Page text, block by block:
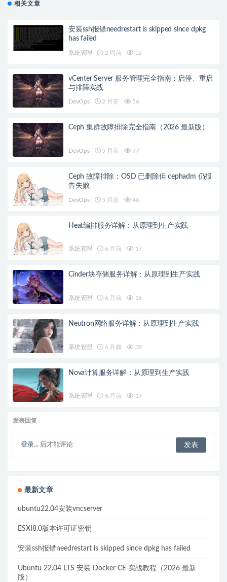
相关文章
安装ssh报错needrestart is skipped since dpkg
has failed
系统管理 2 周前 52
vCenter Server 服务管理完全指南：启停、重启
与排障实战
DevOps 2 月前 56
Ceph 集群故障排除完全指南（2026 最新版）
DevOps 5 月前 77
Ceph 故障排除：OSD 已删除但 cephadm 仍报
告失败
DevOps 5 月前 46
Heat编排服务详解：从原理到生产实践
系统管理 6 月前 17
Cinder块存储服务详解：从原理到生产实践
系统管理 6 月前 18
Neutron网络服务详解：从原理到生产实践
系统管理 6 月前 38
Nova计算服务详解：从原理到生产实践
系统管理 6 月前 19
发表回复
登录... 后才能评论
最新文章
ubuntu22.04安装vncserver
ESXI8.0版本许可证密钥
安装ssh报错needrestart is skipped since dpkg has failed
Ubuntu 22.04 LTS 安装 Docker CE 实战教程（2026 最新
版）